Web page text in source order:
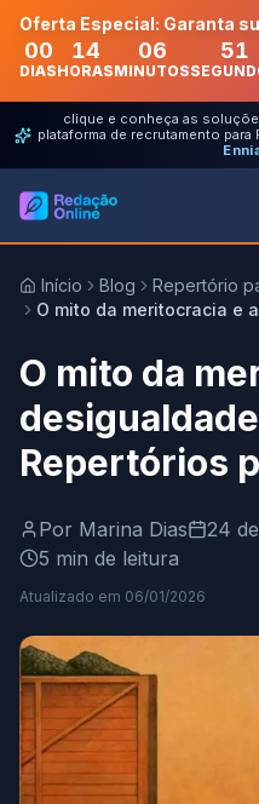
Oferta Especial: Garanta
00
DIAS
14
HORAS
06
MINUTOS
51
clique e conheça as
plataforma de recrutamento
Início Blog
Repertório
O mito da meritocracia e
O mito da
Repertórios
Por Marina Dias
24
5 min de leitura
Atualizado em 06/01/2026